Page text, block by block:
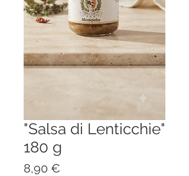
"Salsa di Lenticchie"
180 g
8,90 €